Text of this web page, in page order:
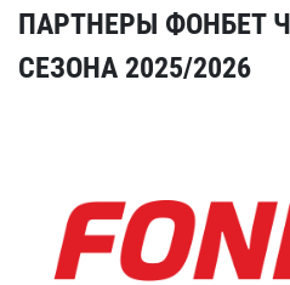
ПАРТНЕРЫ ФОНБЕТ
СЕЗОНА 2025/2026